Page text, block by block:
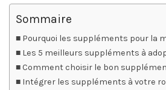
Sommaire
Pourquoi les suppléments pour la
Les 5 meilleurs suppléments à
Comment choisir le bon
Intégrer les suppléments à votre